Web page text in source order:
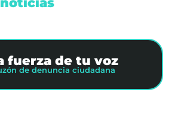
fuerza de tu voz
de denuncia ciudadana